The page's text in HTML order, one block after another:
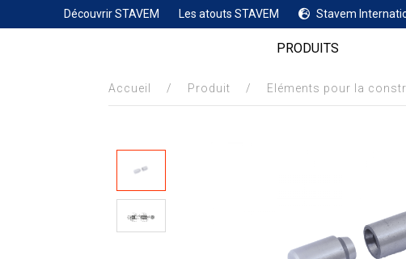
Découvrir STAVEM Les atouts STAVEM Stavem
PRODUITS
Accueil / Produit / Eléments pour la